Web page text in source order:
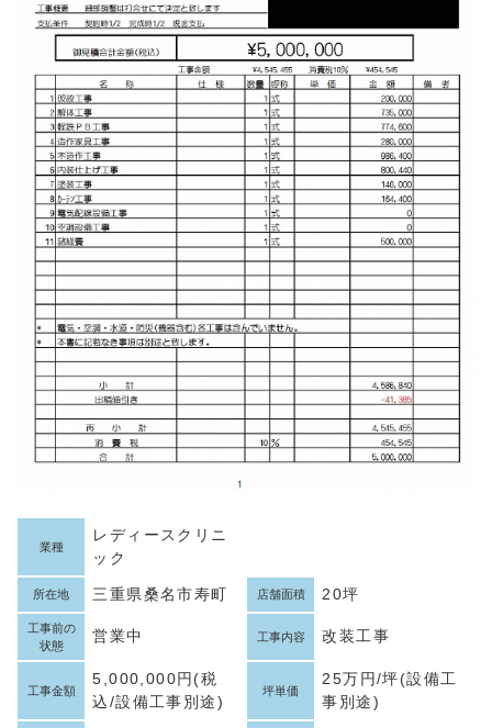
業種
レディースクリニ
ック
所在地 三重県桑名市寿町 店舗面積 20坪
工事前の
状態
営業中 工事内容 改装工事
工事金額
5,000,000円(税
込/設備工事別途)
坪単価
25万円/坪(設備工
事別途)